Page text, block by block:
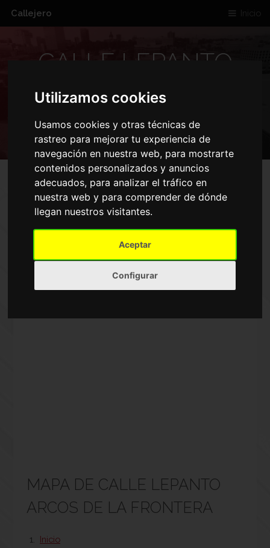
Utilizamos cookies
Usamos cookies y otras técnicas de
rastreo para mejorar tu experiencia de
navegación en nuestra web, para mostrarte
contenidos personalizados y anuncios
adecuados, para analizar el tráfico en
nuestra web y para comprender de dónde
llegan nuestros visitantes.
Aceptar
Configurar
Callejero Inicio
CALLE LEPANTO
ARCOS DE LA
FRONTERA
MAPA DE CALLE LEPANTO
ARCOS DE LA FRONTERA
Inicio